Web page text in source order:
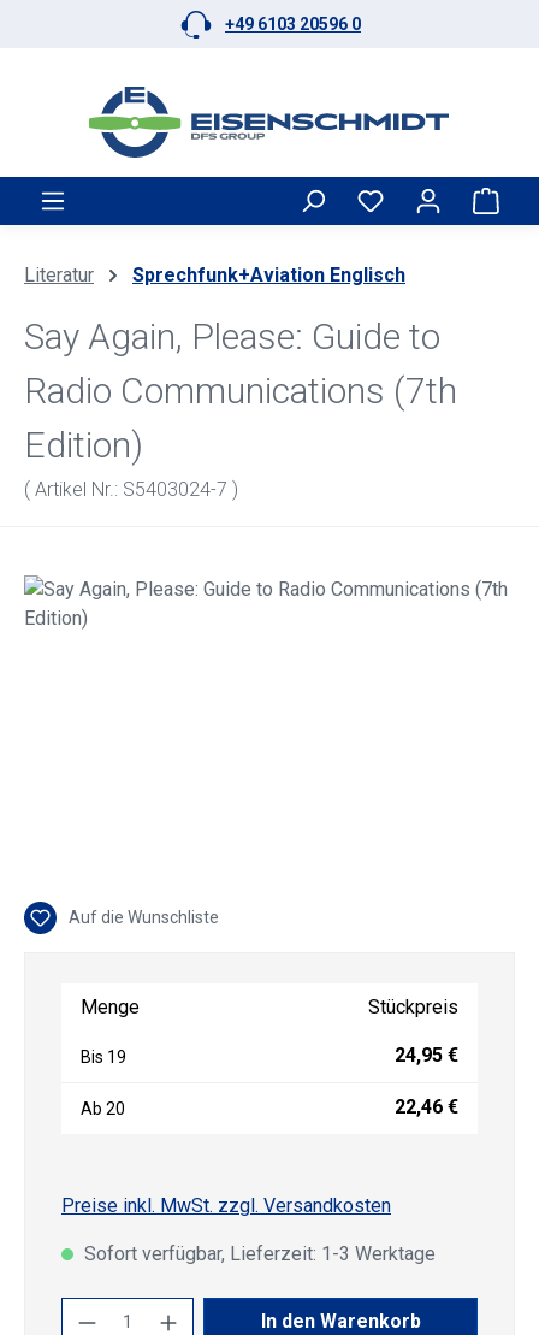
Zum Hauptinhalt springen+49 6103 20596 0
Literatur Sprechfunk+Aviation Englisch
Say Again, Please: Guide to
Radio Communications (7th
Edition)
( Artikel Nr.: S5403024-7 )
Bildergalerie überspringen
Auf die Wunschliste
Menge Stückpreis
Bis 19 24,95 €
Ab 20 22,46 €
Preise inkl. MwSt. zzgl. Versandkosten
Sofort verfügbar, Lieferzeit: 1-3 Werktage
Produkt Anzahl: Gib den gewünschten
In den Warenkorb